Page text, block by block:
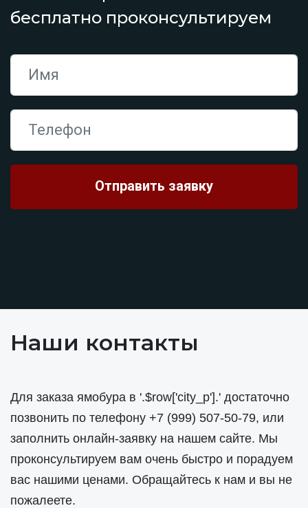
бесплатно проконсультируем
Наши контакты
Для заказа ямобура в '.$row['city_p'].' достаточно
позвонить по телефону +7 (999) 507-50-79, или
заполнить онлайн-заявку на нашем сайте. Мы
проконсультируем вам очень быстро и порадуем
вас нашими ценами. Обращайтесь к нам и вы не
пожалеете.